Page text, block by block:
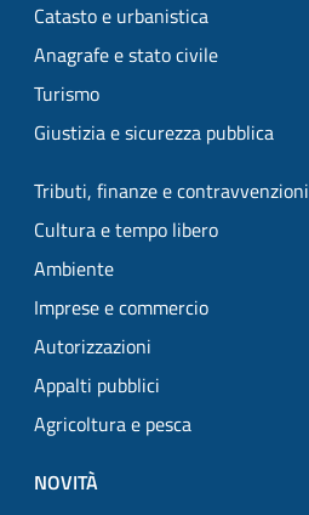
Catasto e urbanistica
Anagrafe e stato civile
Turismo
Giustizia e sicurezza pubblica
Tributi, finanze e contravvenzioni
Cultura e tempo libero
Ambiente
Imprese e commercio
Autorizzazioni
Appalti pubblici
Agricoltura e pesca
NOVITÀ